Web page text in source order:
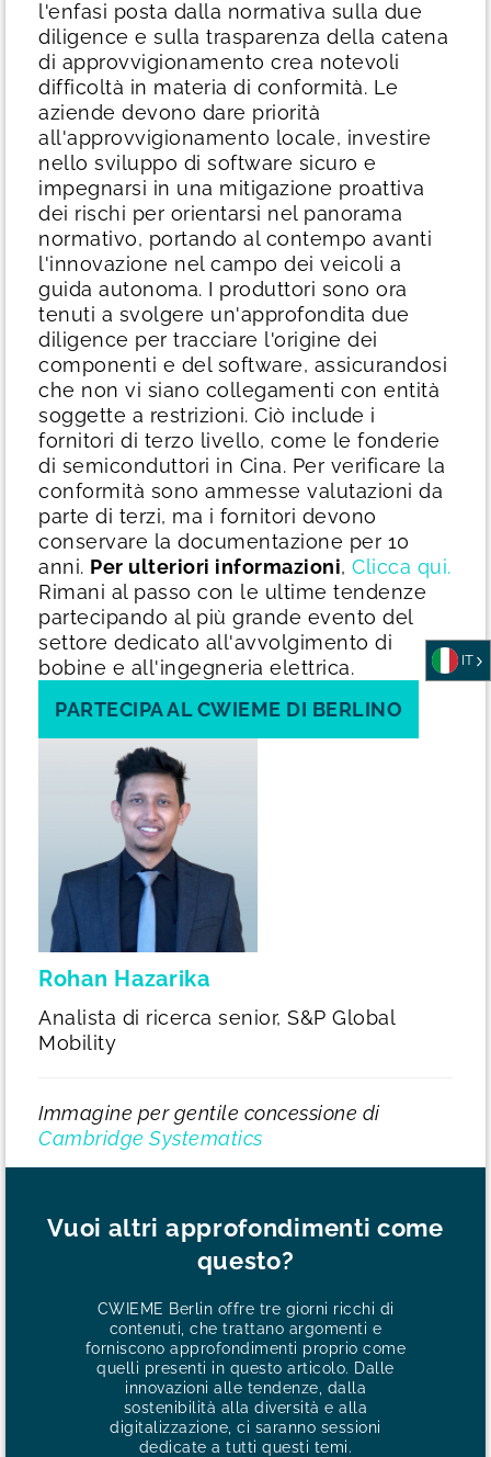
l'enfasi posta dalla normativa sulla due
diligence e sulla trasparenza della catena
di approvvigionamento crea notevoli
difficoltà in materia di conformità. Le
aziende devono dare priorità
all'approvvigionamento locale, investire
nello sviluppo di software sicuro e
impegnarsi in una mitigazione proattiva
dei rischi per orientarsi nel panorama
normativo, portando al contempo avanti
l'innovazione nel campo dei veicoli a
guida autonoma. I produttori sono ora
tenuti a svolgere un'approfondita due
diligence per tracciare l'origine dei
componenti e del software, assicurandosi
che non vi siano collegamenti con entità
soggette a restrizioni. Ciò include i
fornitori di terzo livello, come le fonderie
di semiconduttori in Cina. Per verificare la
conformità sono ammesse valutazioni da
parte di terzi, ma i fornitori devono
conservare la documentazione per 10
anni. Per ulteriori informazioni, Clicca qui.
Rimani al passo con le ultime tendenze
partecipando al più grande evento del
settore dedicato all'avvolgimento di
bobine e all'ingegneria elettrica.
PARTECIPA AL CWIEME DI BERLINO
Rohan Hazarika
Analista di ricerca senior, S&P Global
Mobility
Immagine per gentile concessione di
Cambridge Systematics
Vuoi altri approfondimenti come
questo?
CWIEME Berlin offre tre giorni ricchi di
contenuti, che trattano argomenti e
forniscono approfondimenti proprio come
quelli presenti in questo articolo. Dalle
innovazioni alle tendenze, dalla
sostenibilità alla diversità e alla
digitalizzazione, ci saranno sessioni
dedicate a tutti questi temi.
IT